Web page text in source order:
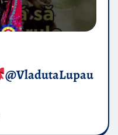
​@VladutaLupau